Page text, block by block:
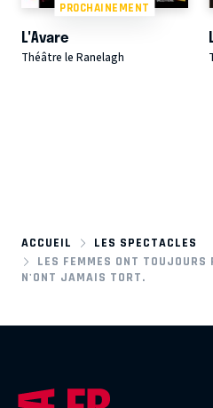
PROCHAINEMENT
L'Avare
Théâtre le Ranelagh
ACCUEIL
LES SPECTACLES
LES FEMMES ONT TOUJOURS
N'ONT JAMAIS TORT.